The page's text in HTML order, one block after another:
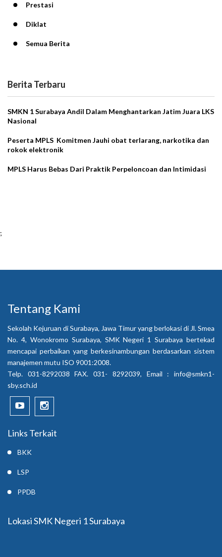
Prestasi
Diklat
Semua Berita
Berita Terbaru
SMKN 1 Surabaya Andil Dalam Menghantarkan Jatim Juara LKS
Nasional
Peserta MPLS Komitmen Jauhi obat terlarang, narkotika dan
rokok elektronik
MPLS Harus Bebas Dari Praktik Perpeloncoan dan Intimidasi
;
Tentang Kami
Sekolah Kejuruan di Surabaya, Jawa Timur yang berlokasi di Jl. Smea
No. 4, Wonokromo Surabaya, SMK Negeri 1 Surabaya bertekad
mencapai perbaikan yang berkesinambungan berdasarkan sistem
manajemen mutu ISO 9001:2008.
Telp. 031-8292038 FAX. 031- 8292039, Email : info@smkn1-
sby.sch.id
Links Terkait
BKK
LSP
PPDB
Lokasi SMK Negeri 1 Surabaya